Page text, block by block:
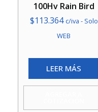
100Hv Rain Bird
$113.364 c/iva - Solo
WEB
LEER MÁS